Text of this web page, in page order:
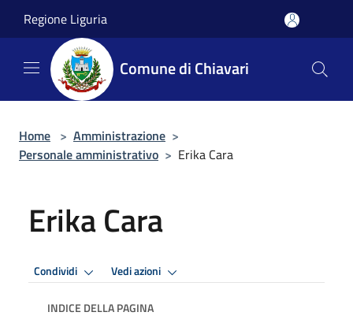
Regione Liguria
Comune di Chiavari
Home > Amministrazione >
Personale amministrativo > Erika Cara
Erika Cara
Condividi Vedi azioni
INDICE DELLA PAGINA